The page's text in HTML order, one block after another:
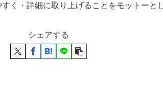
く・詳細に取り上げることをモットーと
シェアする